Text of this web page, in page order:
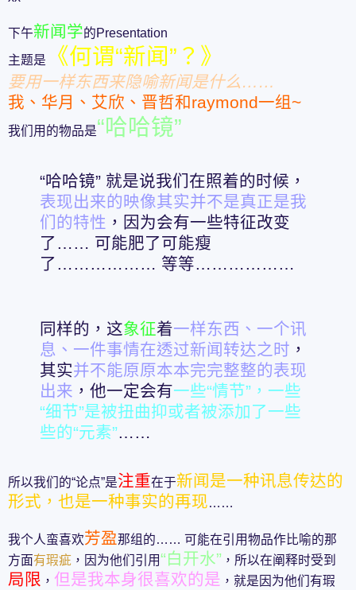
下午新闻学的Presentation
主题是
《何谓“新闻”？》
要用一样东西来隐喻新闻是什么……
我、华月、艾欣、晋哲和raymond一组~
我们用的物品是“哈哈镜”
“哈哈镜” 就是说我们在照着的时候，
表现出来的映像其实并不是真正是我
们的特性 ，因为会有一些特征改变
了…… 可能肥了可能瘦
了……………… 等等………………
同样的，这象征着一样东西、一个讯
息、一件事情在透过新闻转达之时 ，
其实并不能原原本本完完整整的表现
出来 ，他一定会有一些“情节”，一些
“细节”是被扭曲抑或者被添加了一些
些的“元素”……
所以我们的“论点”是注重在于新闻是一种讯息传达的
形式，也是一种事实的再现……
我个人蛮喜欢芳盈那组的…… 可能在引用物品作比喻的那
方面有瑕疵 ，因为他们引用“白开水” ，所以在阐释时受到
局限 ， 但是我本身很喜欢的是 ，就是因为他们有瑕